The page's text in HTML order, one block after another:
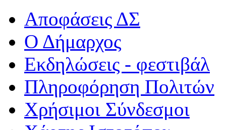
Αποφάσεις ΔΣ
Ο Δήμαρχος
Εκδηλώσεις - φεστιβάλ
Πληροφόρηση Πολιτών
Χρήσιμοι Σύνδεσμοι